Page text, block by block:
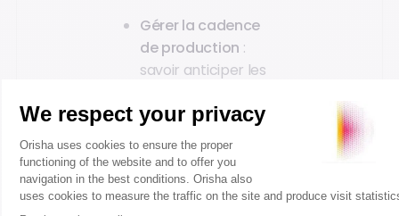
Gérer la cadence
de production :
savoir anticiper les
organiser le travail
en amont et
produire
efficacement,
même en période